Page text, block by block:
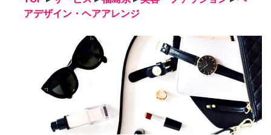
アデザイン・ヘアアレンジ